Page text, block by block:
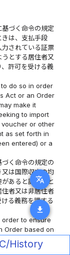
translate
download
づく命令の規定
は、支払手段
力されている証票
とする居住者又
許可を受ける義
do so in order
Act or an Order
make it
to import
or other
as set forth in
entered) or a
く命令の規定の
は国際収支の均
あると認めると
者又は非居住者
る義務を課する
to ensure
Order based on
to do so
of
History